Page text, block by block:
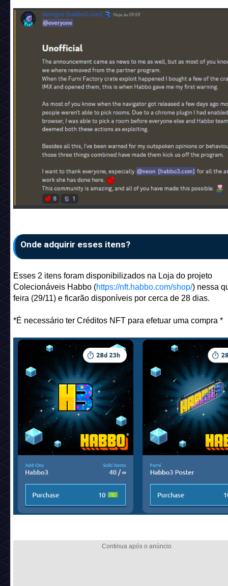
Onde adquirir esses itens?
Esses 2 itens foram disponibilizados na Loja do projeto
Colecionáveis Habbo (https://nft.habbo.com/shop/) nessa
feira (29/11) e ficarão disponíveis por cerca de 28 dias.
*É necessário ter Créditos NFT para efetuar uma compra *